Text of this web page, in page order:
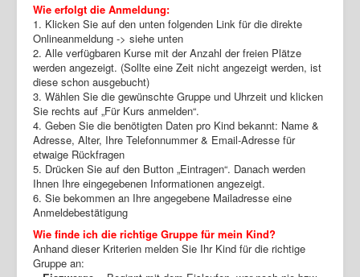
Wie erfolgt die Anmeldung:
1. Klicken Sie auf den unten folgenden Link für die direkte
Onlineanmeldung -> siehe unten
2. Alle verfügbaren Kurse mit der Anzahl der freien Plätze
werden angezeigt. (Sollte eine Zeit nicht angezeigt werden, ist
diese schon ausgebucht)
3. Wählen Sie die gewünschte Gruppe und Uhrzeit und klicken
Sie rechts auf „Für Kurs anmelden“.
4. Geben Sie die benötigten Daten pro Kind bekannt: Name &
Adresse, Alter, Ihre Telefonnummer & Email-Adresse für
etwaige Rückfragen
5. Drücken Sie auf den Button „Eintragen“. Danach werden
Ihnen Ihre eingegebenen Informationen angezeigt.
6. Sie bekommen an Ihre angegebene Mailadresse eine
Anmeldebestätigung
Wie finde ich die richtige Gruppe für mein Kind?
Anhand dieser Kriterien melden Sie Ihr Kind für die richtige
Gruppe an: